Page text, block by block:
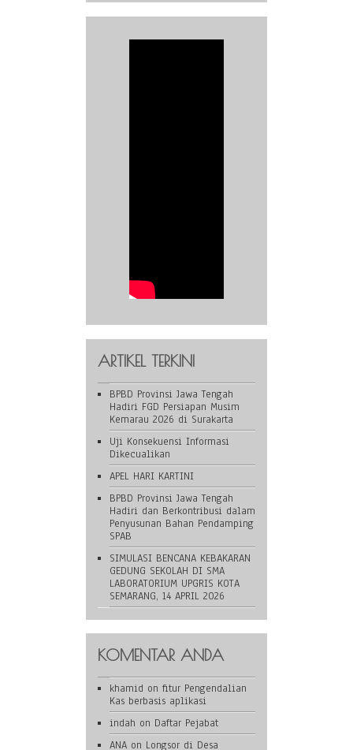
ARTIKEL TERKINI
BPBD Provinsi Jawa Tengah
Hadiri FGD Persiapan Musim
Kemarau 2026 di Surakarta
Uji Konsekuensi Informasi
Dikecualikan
APEL HARI KARTINI
BPBD Provinsi Jawa Tengah
Hadiri dan Berkontribusi dalam
Penyusunan Bahan Pendamping
SPAB
SIMULASI BENCANA KEBAKARAN
GEDUNG SEKOLAH DI SMA
LABORATORIUM UPGRIS KOTA
SEMARANG, 14 APRIL 2026
KOMENTAR ANDA
khamid on fitur Pengendalian
Kas berbasis aplikasi
indah on Daftar Pejabat
ANA on Longsor di Desa